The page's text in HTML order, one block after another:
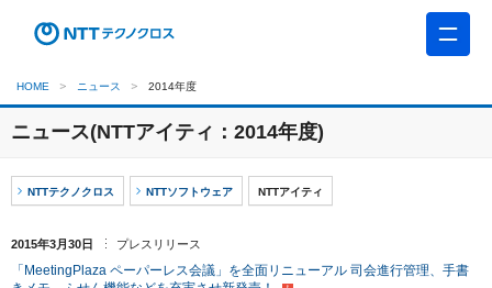
HOME ニュース 2014年度
ニュース(NTTアイティ：2014年度)
NTTテクノクロス NTTソフトウェア NTTアイティ
2015年3月30日 プレスリリース
「MeetingPlaza ペーパーレス会議」を全面リニューアル 司会進行管理、手書